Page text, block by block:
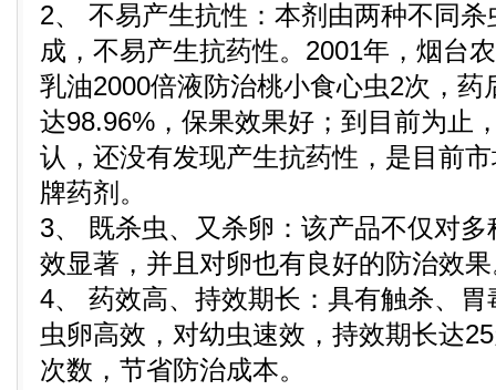
2、 不易产生抗性：本剂由两种不同
成，不易产生抗药性。2001年，烟台
乳油2000倍液防治桃小食心虫2次，药
达98.96%，保果效果好；到目前为止
认，还没有发现产生抗药性，是目前
牌药剂。
3、 既杀虫、又杀卵：该产品不仅对
效显著，并且对卵也有良好的防治效
4、 药效高、持效期长：具有触杀、
虫卵高效，对幼虫速效，持效期长达
次数，节省防治成本。